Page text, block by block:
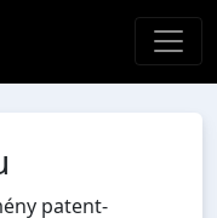
patent-